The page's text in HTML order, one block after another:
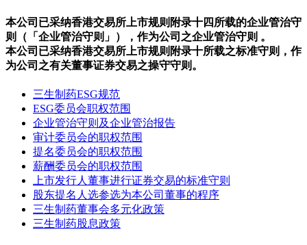
本公司已采纳香港交易所上市规则附录十四所载的企业管治守
则（「企业管治守则」），作为公司之企业管治守则 。
本公司已采纳香港交易所上市规则附录十所载之标准守则，作
为公司之有关董事证券交易之操守守则。
三生制药ESG规范
ESG委员会职权范围
企业管治守则及企业管治报告
审计委员会的职权范围
提名委员会的职权范围
薪酬委员会的职权范围
上市发行人董事进行证券交易的标准守则
股东提名人选参选为本公司董事的程序
三生制药董事会多元化政策
三生制药股息政策